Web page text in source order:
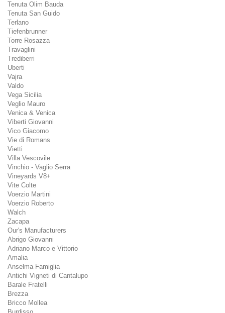
Tenuta Olim Bauda
Tenuta San Guido
Terlano
Tiefenbrunner
Torre Rosazza
Travaglini
Trediberri
Uberti
Vajra
Valdo
Vega Sicilia
Veglio Mauro
Venica & Venica
Viberti Giovanni
Vico Giacomo
Vie di Romans
Vietti
Villa Vescovile
Vinchio - Vaglio Serra
Vineyards V8+
Vite Colte
Voerzio Martini
Voerzio Roberto
Walch
Zacapa
Our's Manufacturers
Abrigo Giovanni
Adriano Marco e Vittorio
Amalia
Anselma Famiglia
Antichi Vigneti di Cantalupo
Barale Fratelli
Brezza
Bricco Mollea